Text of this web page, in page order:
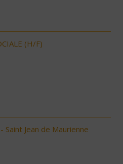
(H/F)
Jean de Maurienne